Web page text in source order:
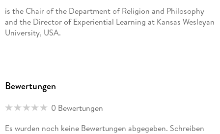
is the Chair of the Department of Religion and Philosophy
and the Director of Experiential Learning at Kansas Wesleyan
University, USA.
Bewertungen
0 Bewertungen
Es wurden noch keine Bewertungen abgegeben. Schreiben